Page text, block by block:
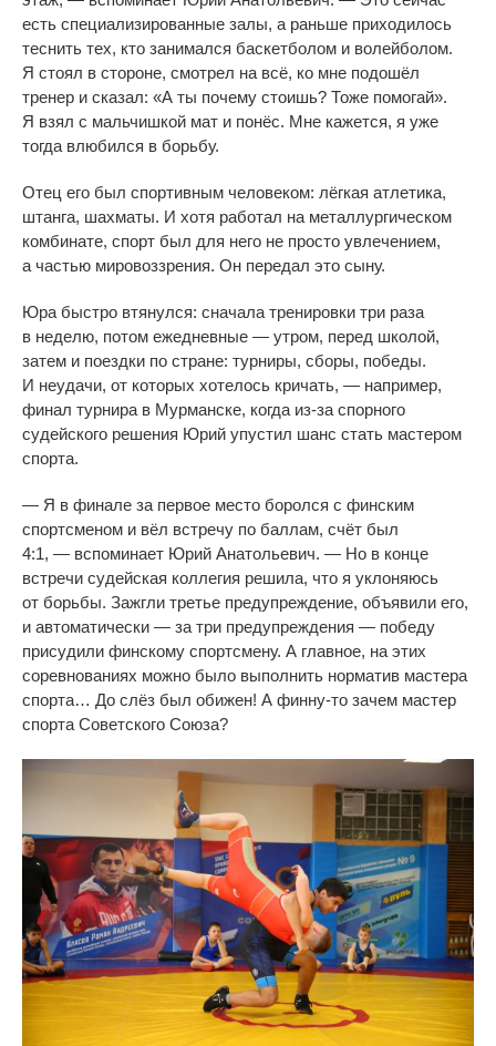
есть специализированные залы, а раньше приходилось
теснить тех, кто занимался баскетболом и волейболом.
Я стоял в стороне, смотрел на всё, ко мне подошёл
тренер и сказал: «А ты почему стоишь? Тоже помогай».
Я взял с мальчишкой мат и понёс. Мне кажется, я уже
тогда влюбился в борьбу.
Отец его был спортивным человеком: лёгкая атлетика,
штанга, шахматы. И хотя работал на металлургическом
комбинате, спорт был для него не просто увлечением,
а частью мировоззрения. Он передал это сыну.
Юра быстро втянулся: сначала тренировки три раза
в неделю, потом ежедневные — утром, перед школой,
затем и поездки по стране: турниры, сборы, победы.
И неудачи, от которых хотелось кричать, — например,
финал турнира в Мурманске, когда из-за спорного
судейского решения Юрий упустил шанс стать мастером
спорта.
— Я в финале за первое место боролся с финским
спортсменом и вёл встречу по баллам, счёт был
4:1, — вспоминает Юрий Анатольевич. — Но в конце
встречи судейская коллегия решила, что я уклоняюсь
от борьбы. Зажгли третье предупреждение, объявили его,
и автоматически — за три предупреждения — победу
присудили финскому спортсмену. А главное, на этих
соревнованиях можно было выполнить норматив мастера
спорта… До слёз был обижен! А финну-то зачем мастер
спорта Советского Союза?